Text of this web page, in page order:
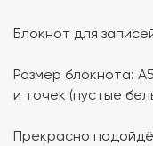
Блокнот для
Размер блокнота:
и точек (пустые
Прекрасно